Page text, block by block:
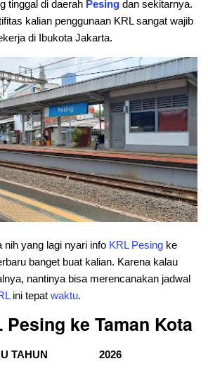
tinggal di daerah Pesing dan sekitarnya.
kalian penggunaan KRL sangat wajib
di Ibukota Jakarta.
nih yang lagi nyari info KRL Pesing ke
banget buat kalian. Karena kalau
nantinya bisa merencanakan jadwal
ini tepat waktu.
Pesing ke Taman Kota
TAHUN 2026